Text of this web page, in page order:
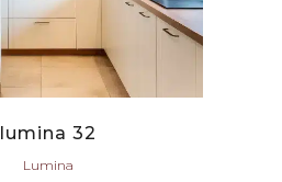
lumina 32
Lumina